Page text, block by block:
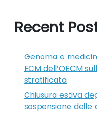
Recent
Genoma e
ECM dell’OBCM
stratificata
Chiusura estiva
sospensione delle